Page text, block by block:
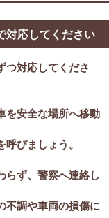
対応してください
つ対応してくださ
を安全な場所へ移動
びましょう。
らず、警察へ連絡し
不調や車両の損傷に